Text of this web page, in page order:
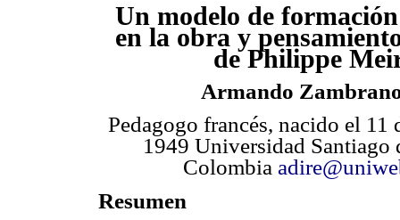
Un modelo de
en la obra y
de Philippe
Armando
Pedagogo francés, nacido el 11
1949 Universidad Santiago
Colombia
Resumen